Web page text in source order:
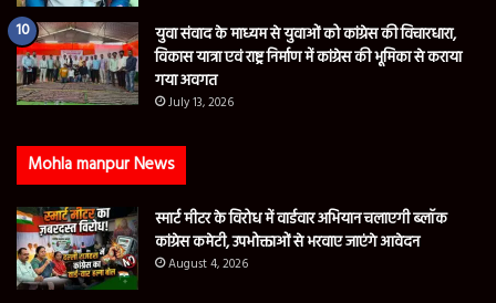
युवा संवाद के माध्यम से युवाओं को कांग्रेस की विचारधारा,
विकास यात्रा एवं राष्ट्र निर्माण में कांग्रेस की भूमिका से कराया
गया अवगत
July 13, 2026
Mohla manpur News
स्मार्ट मीटर के विरोध में वार्डवार अभियान चलाएगी ब्लॉक
कांग्रेस कमेटी, उपभोक्ताओं से भरवाए जाएंगे आवेदन
August 4, 2026